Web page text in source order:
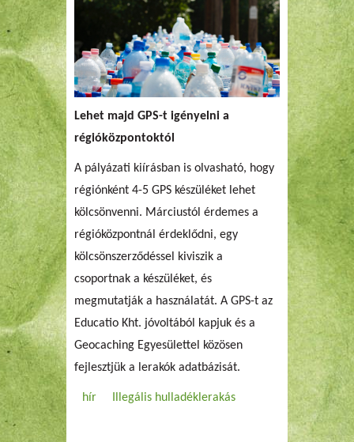
Lehet majd GPS-t igényelni a
régióközpontoktól
A pályázati kiírásban is olvasható, hogy
régiónként 4-5 GPS készüléket lehet
kölcsönvenni. Márciustól érdemes a
régióközpontnál érdeklődni, egy
kölcsönszerződéssel kiviszik a
csoportnak a készüléket, és
megmutatják a használatát. A GPS-t az
Educatio Kht. jóvoltából kapjuk és a
Geocaching Egyesülettel közösen
fejlesztjük a lerakók adatbázisát.
hír Illegális hulladéklerakás